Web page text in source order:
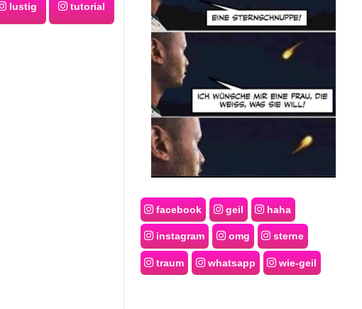
lustig tutorial
facebook geil haha
instagram omg sterne
traum whatsapp wie-geil